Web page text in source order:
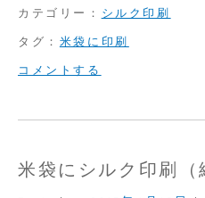
カテゴリー： シルク印刷
タグ： 米袋に印刷
コメントする
袋
米袋にシルク印刷（